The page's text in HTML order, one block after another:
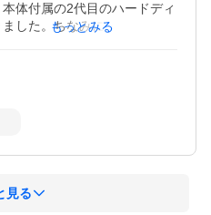
体付属の2代目のハードディ
した。ちなみにお風呂では
もっとみる
見る